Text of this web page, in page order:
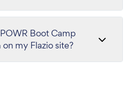
Boot Camp
my Flazio site?